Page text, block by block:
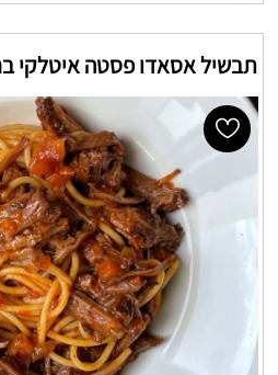
תבשיל אסאדו פסטה איטלקי